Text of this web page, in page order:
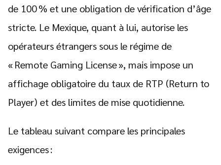
de 100 % et une obligation de vérification d’âge
stricte. Le Mexique, quant à lui, autorise les
opérateurs étrangers sous le régime de
« Remote Gaming License », mais impose un
affichage obligatoire du taux de RTP (Return to
Player) et des limites de mise quotidienne.
Le tableau suivant compare les principales
exigences :